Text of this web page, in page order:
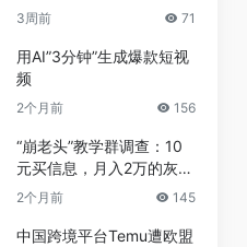
3周前 71
用AI”3分钟”生成爆款短视
频
2个月前 156
“崩老头”教学群调查：10
元买信息，月入2万的灰色
兼职真相
2个月前 145
中国跨境平台Temu遭欧盟